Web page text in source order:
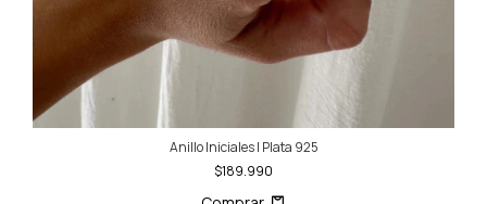
Anillo Iniciales | Plata 925
$189.990